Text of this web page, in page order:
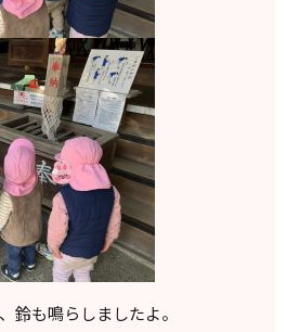
鈴も鳴らしましたよ。